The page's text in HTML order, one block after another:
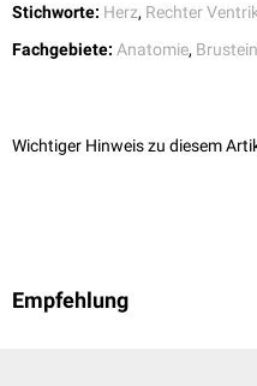
Stichworte: Herz, Rechter
Fachgebiete: Anatomie,
Wichtiger Hinweis zu diesem
Empfehlung